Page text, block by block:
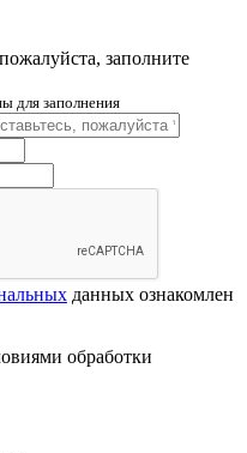
заполните
для заполнения
данных ознакомлен
обработки